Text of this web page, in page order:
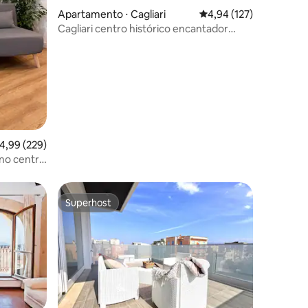
de uma avaliação média de 5, 229 avaliações
4,99 (229)
centro
Apartamento ⋅ Cagliari 4,94 de uma avaliação
4,94 (127)
Cagliari centro histórico encantador
hóspedes Superhost
Superhost